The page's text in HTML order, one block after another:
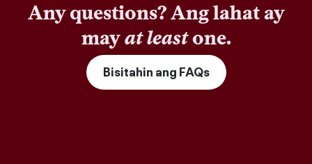
Any questions? Ang lahat ay
mayat leastone.
Bisitahin ang FAQs